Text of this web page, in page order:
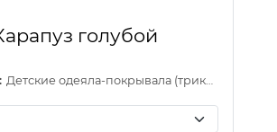
голубой
Детские одеяла-покрывала (трикотаж)